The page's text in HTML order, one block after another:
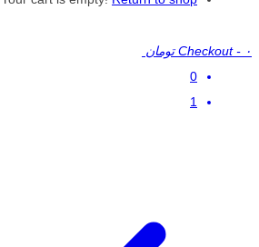
Checkout - ۰ تومان
0
1